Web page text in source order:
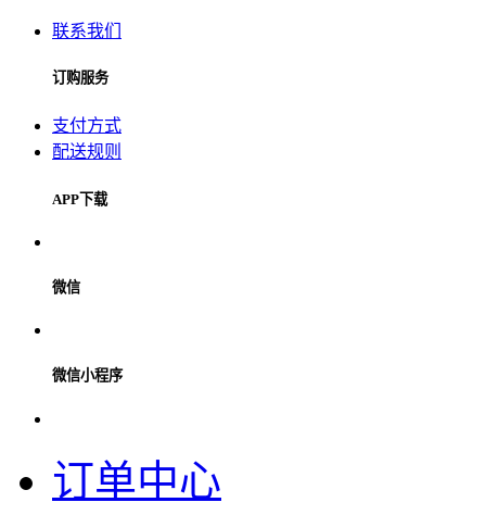
联系我们
订购服务
支付方式
配送规则
APP下载
微信
微信小程序
订单中心